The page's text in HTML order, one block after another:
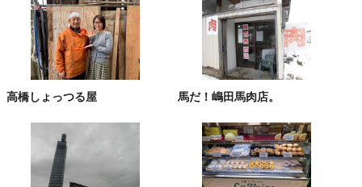
高橋しょっつる屋 馬だ！嶋田馬肉店。